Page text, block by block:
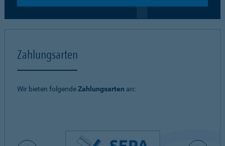
Zahlungsarten
Wir bieten folgendeZahlungsarten an: